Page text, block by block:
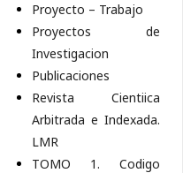
Proyecto – Trabajo
Proyectos de
Investigacion
Publicaciones
Revista Cientiica
Arbitrada e Indexada.
LMR
TOMO 1. Codigo